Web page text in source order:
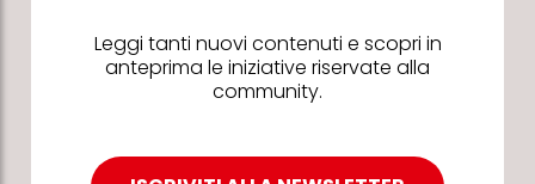
Leggi tanti nuovi contenuti e scopri in
anteprima le iniziative riservate alla
community.